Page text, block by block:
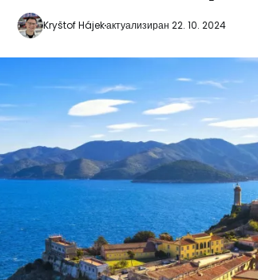
Kryštof Hájekактуализиран 22. 10. 2024